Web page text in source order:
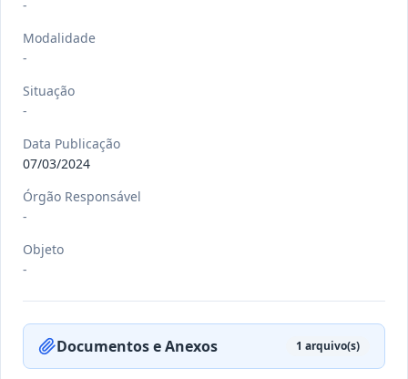
-
-/- PORT nº 032 GB/2026
-
Modalidade
-
Situação
-
Data Publicação
07/03/2024
Órgão Responsável
-
Objeto
-
Documentos e Anexos 1 arquivo(s)